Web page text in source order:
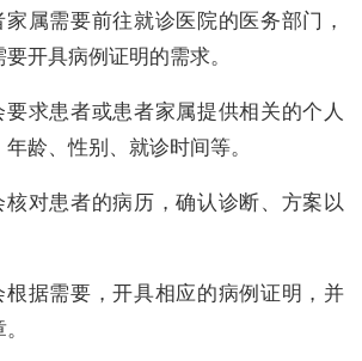
属需要前往就诊医院的医务部门，
开具病例证明的需求。
求患者或患者家属提供相关的个人
龄、性别、就诊时间等。
对患者的病历，确认诊断、方案以
据需要，开具相应的病例证明，并